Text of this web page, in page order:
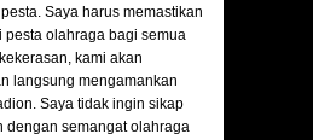
Saya harus memastikan
pesta olahraga bagi semua
kami akan
langsung mengamankan
Saya tidak ingin sikap
dengan semangat olahraga